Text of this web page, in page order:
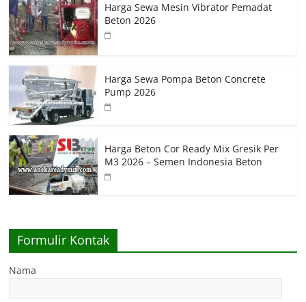
Harga Sewa Mesin Vibrator Pemadat
Beton 2026
Harga Sewa Pompa Beton Concrete
Pump 2026
Harga Beton Cor Ready Mix Gresik Per
M3 2026 – Semen Indonesia Beton
Formulir Kontak
Nama